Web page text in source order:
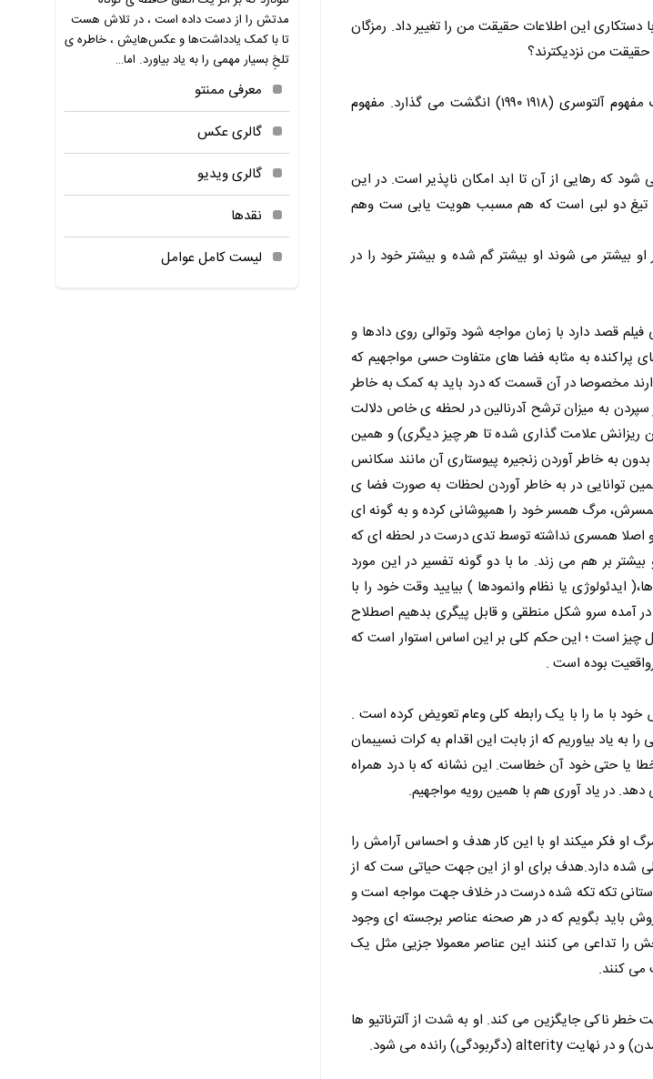
دستکاری این اطلاعات حقیقت من را تغییر داد. رمزگان
" Memento " بیشترازآنکه به بحرانی در حافظه یک مرد انتقام جو محدود شود روی یک مفهوم آلتوسری (۱۹۱۸ ۱۹۹۰) انگشت می گذارد. مفهوم
شود که رهایی از آن تا ابد امکان ناپذیر است. در این
تیغ دو لبی است که هم مسبب هویت یابی ست وهم
بیشتر می شوند او بیشتر گم شده و بیشتر خود را در
قصد دارد با زمان مواجه شود وتوالی روی دادها و
پراکنده به مثابه فضا های متفاوت حسی مواجهیم که
مخصوصا در آن قسمت که درد باید به کمک به خاطر
به میزان ترشح آدرنالین در لحظه ی خاص دلالت
ریزانش علامت گذاری شده تا هر چیز دیگری) و همین
به خاطر آوردن زنجیره پیوستاری آن مانند سکانس
توانایی در به خاطر آوردن لحظات به صورت فضا ی
مرگ همسر خود را همپوشانی کرده و به گونه ای
و اصلا همسری نداشته توسط تدی درست در لحظه ای که
بر هم می زند. ما با دو گونه تفسیر در این مورد
یا نظام وانمودها ) بیایید وقت خود را با
آمده سرو شکل منطقی و قابل پیگری بدهیم اصطلاح
چیز است ؛ این حکم کلی بر این اساس استوار است که
بوده است .
با ما را با یک رابطه کلی وعام تعویض کرده است .
به یاد بیاوریم که از بابت این اقدام به کرات نسیبمان
یا حتی خود آن خطاست. این نشانه که با درد همراه
در یاد آوری هم با همین رویه مواجهیم.
او فکر میکند او با این کار هدف و احساس آرامش را
شده دارد.هدف برای او از این جهت حیاتی ست که از
داستانی تکه تکه شده درست در خلاف جهت مواجه است و
باید بگویم که در هر صحنه عناصر برجسته ای وجود
را تداعی می کنند این عناصر معمولا جزیی مثل یک
می کنند.
خطر ناکی جایگزین می کند. او به شدت از آلترناتیو ها
مدتش را از دست داده است ، در تلاش هست
تا با کمک یادداشت‌ها و عکس‌هایش ، خاطره ی
تلخِ بسیار مهمی را به یاد بیاورد. اما…
معرفی ممنتو
گالری عکس
گالری ویدیو
نقدها
لیست کامل عوامل